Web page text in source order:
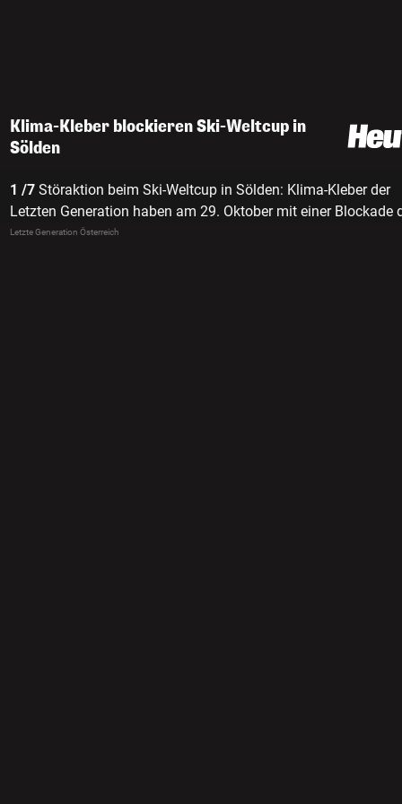
Klima-Kleber blockieren Ski-Weltcup in
Sölden
1 /7 Störaktion beim Ski-Weltcup in Sölden: Klima-Kleber der
Letzten Generation haben am 29. Oktober mit einer Blockade
einzige Zufahrtsstraße zur Rennstrecke lahmgelegt.
Letzte Generation Österreich